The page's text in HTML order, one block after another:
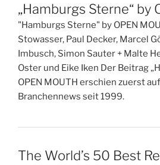
„Hamburgs Sterne“ by
"Hamburgs Sterne" by OPEN
Stowasser, Paul Decker, Marcel
Imbusch, Simon Sauter + Malte
Oster und Eike Iken Der Beitrag
OPEN MOUTH erschien zuerst
Branchennews seit 1999.
The World’s 50 Best